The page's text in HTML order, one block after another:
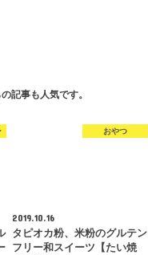
記事も人気です。
おやつ
2019.10.16
タピオカ粉、米粉のグルテン
フリー和スイーツ【たい焼